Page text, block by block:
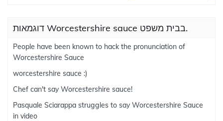
דוגמאות Worcestershire sauce בבית משפט.
People have been known to hack the pronunciation of
Worcestershire Sauce
worcestershire sauce :)
Chef can't say Worcestershire sauce!
Pasquale Sciarappa struggles to say Worcestershire Sauce
in video